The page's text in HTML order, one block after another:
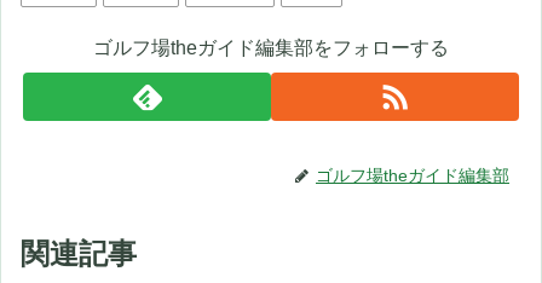
ゴルフ場theガイド編集部をフォローする
ゴルフ場theガイド編集部
関連記事